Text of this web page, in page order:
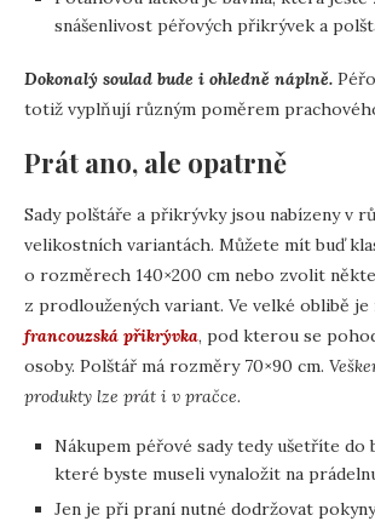
snášenlivost péřových přikrývek a
Dokonalý soulad bude i ohledně náplně.
totiž vyplňují různým poměrem
Prát ano, ale opatrně
Sady polštáře a přikrývky jsou nabízeny v
velikostních variantách. Můžete mít buď
o rozměrech 140×200 cm nebo zvolit
z prodloužených variant. Ve velké oblibě je
francouzská přikrývka, pod kterou se
osoby. Polštář má rozměry 70×90 cm.
produkty lze prát i v pračce.
Nákupem péřové sady tedy ušetříte do
které byste museli vynaložit na
Jen je při praní nutné dodržovat